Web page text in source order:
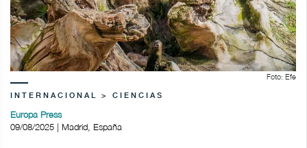
Foto: Efe
INTERNACIONAL > CIENCIAS
Europa Press
09/08/2025 | Madrid, España